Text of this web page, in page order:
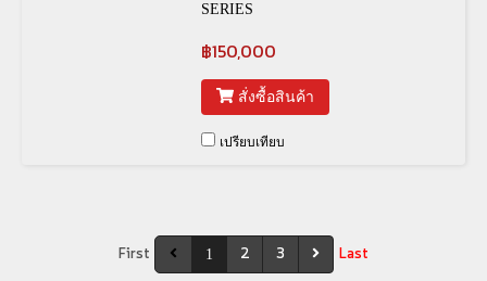
SERIES
฿150,000
สั่งซื้อสินค้า
เปรียบเทียบ
First 1 2 3 Last